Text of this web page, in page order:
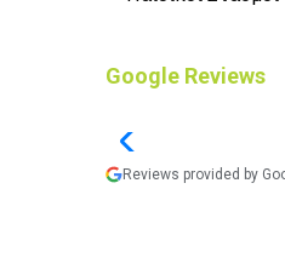
Google Reviews
Reviews provided by